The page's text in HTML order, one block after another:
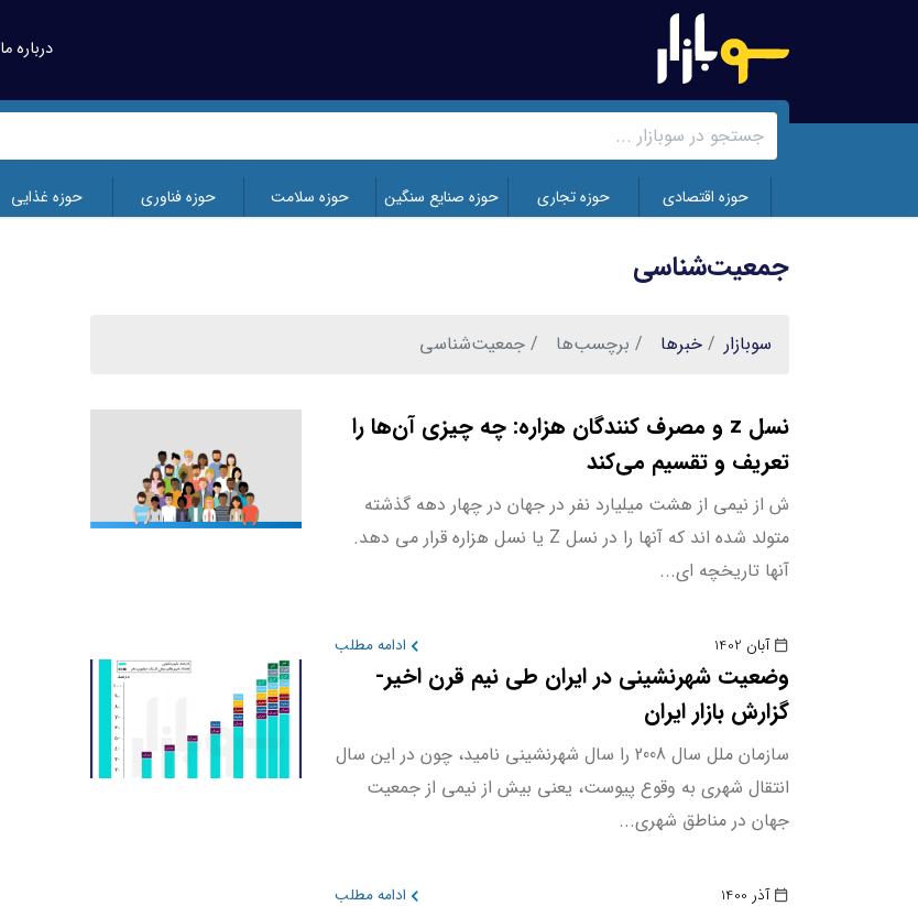
درباره ما
حوزه اقتصادی حوزه تجاری حوزه صنایع سنگین حوزه سلامت حوزه فناوری حوزه غذایی
جمعیت‌شناسی
سوبازار خبر‌ها برچسب‌ها جمعیت‌شناسی
نسل z و مصرف کنندگان هزاره: چه چیزی آن‌ها را
تعریف و تقسیم می‌کند
ش از نیمی از هشت میلیارد نفر در جهان در چهار دهه گذشته
متولد شده اند که آنها را در نسل Z یا نسل هزاره قرار می دهد.
آنها تاریخچه ای...
آبان 1402 ادامه مطلب
وضعیت شهرنشینی در ایران طی نیم قرن اخیر-
گزارش بازار ایران
سازمان ملل سال 2008 را سال شهرنشینی نامید، چون در این سال
انتقال شهری به وقوع پیوست، یعنی بیش از نیمی از جمعیت
جهان در مناطق شهری...
آذر 1400 ادامه مطلب